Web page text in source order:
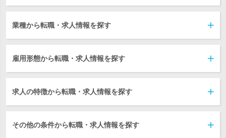
業種から転職・求人情報を探す
雇用形態から転職・求人情報を探す
求人の特徴から転職・求人情報を探す
その他の条件から転職・求人情報を探す